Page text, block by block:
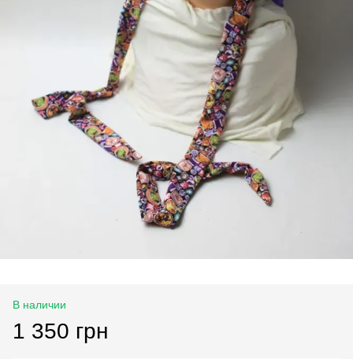
В наличии
1 350 грн